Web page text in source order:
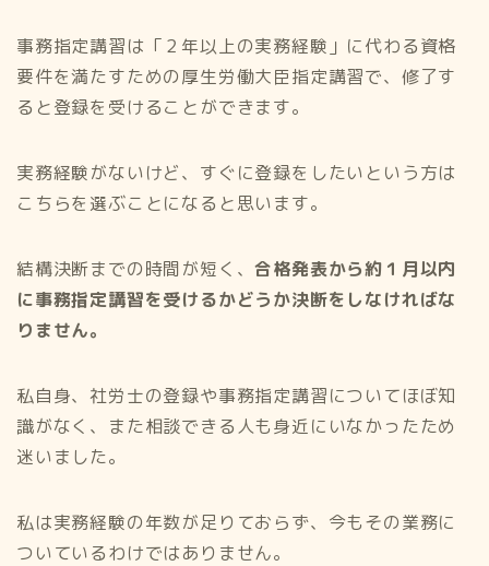
事務指定講習は「２年以上の実務経験」に代わる資格
要件を満たすための厚生労働大臣指定講習で、修了す
ると登録を受けることができます。
実務経験がないけど、すぐに登録をしたいという方は
こちらを選ぶことになると思います。
結構決断までの時間が短く、合格発表から約１月以内
に事務指定講習を受けるかどうか決断をしなければな
りません。
私自身、社労士の登録や事務指定講習についてほぼ知
識がなく、また相談できる人も身近にいなかったため
迷いました。
私は実務経験の年数が足りておらず、今もその業務に
ついているわけではありません。